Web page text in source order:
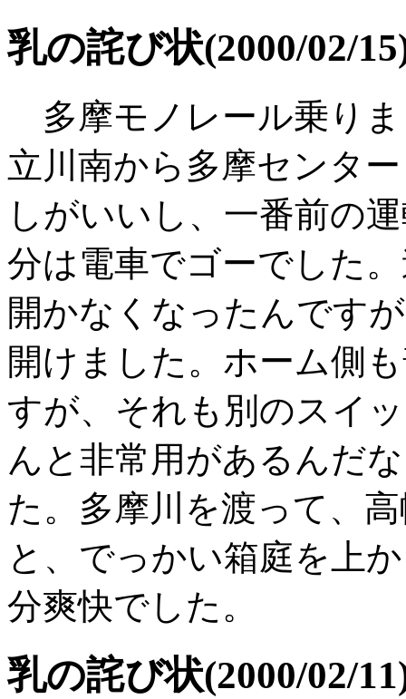
乳の詫び状(2000/02/
多摩モノレール乗り
立川南から多摩センタ
しがいいし、一番前の
分は電車でゴーでした
開かなくなったんです
開けました。ホーム側
すが、それも別のスイ
んと非常用があるんだ
た。多摩川を渡って、
と、でっかい箱庭を上
分爽快でした。
乳の詫び状(2000/02/